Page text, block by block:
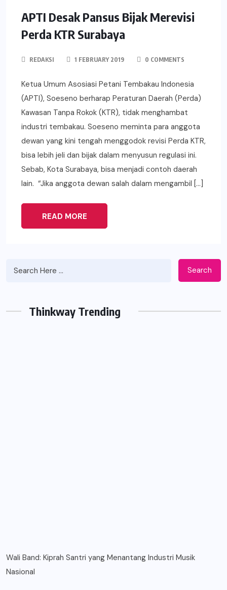
APTI Desak Pansus Bijak Merevisi
Perda KTR Surabaya
REDAKSI 1 FEBRUARY 2019 0 COMMENTS
Ketua Umum Asosiasi Petani Tembakau Indonesia
(APTI), Soeseno berharap Peraturan Daerah (Perda)
Kawasan Tanpa Rokok (KTR), tidak menghambat
industri tembakau. Soeseno meminta para anggota
dewan yang kini tengah menggodok revisi Perda KTR,
bisa lebih jeli dan bijak dalam menyusun regulasi ini.
Sebab, Kota Surabaya, bisa menjadi contoh daerah
lain. “Jika anggota dewan salah dalam mengambil […]
READ MORE
Search
Thinkway Trending
Wali Band: Kiprah Santri yang Menantang Industri Musik
Nasional